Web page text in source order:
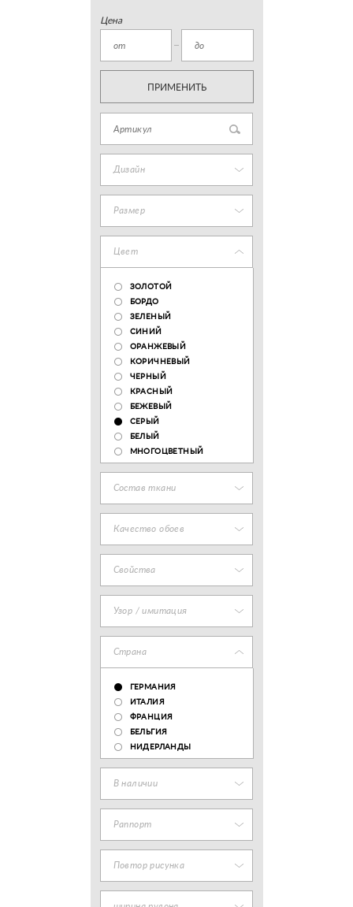
Цена
ПРИМЕНИТЬ
Дизайн
Размер
Цвет
ЗОЛОТОЙ
БОРДО
ЗЕЛЕНЫЙ
СИНИЙ
ОРАНЖЕВЫЙ
КОРИЧНЕВЫЙ
ЧЕРНЫЙ
КРАСНЫЙ
БЕЖЕВЫЙ
СЕРЫЙ
БЕЛЫЙ
МНОГОЦВЕТНЫЙ
Состав ткани
Качество обоев
Свойства
Узор / имитация
Страна
ГЕРМАНИЯ
ИТАЛИЯ
ФРАНЦИЯ
БЕЛЬГИЯ
НИДЕРЛАНДЫ
В наличии
Раппорт
Повтор рисунка